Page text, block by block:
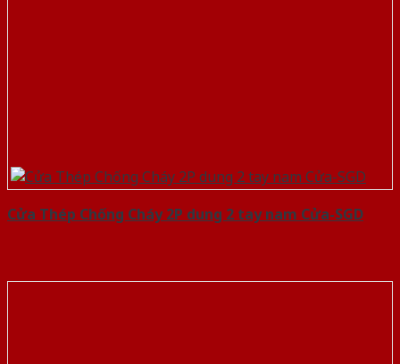
Cửa Thép Chống Cháy 2P dung 2 tay nam Cửa-SGD